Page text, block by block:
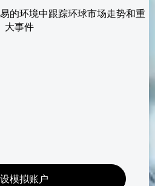
的环境中跟踪环球市场走势和重
大事件